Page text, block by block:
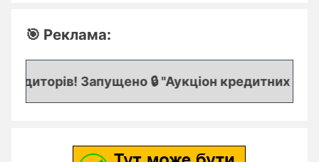
🎯 Реклама:
Запущено 🔒 "Аукціон кредитних